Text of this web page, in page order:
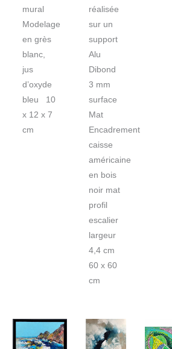
mural
Modelage
en grès
blanc,
jus
d’oxyde
bleu 10
x 12 x 7
cm
réalisée
sur un
support
Alu
Dibond
3 mm
surface
Mat
Encadrement
caisse
américaine
en bois
noir mat
profil
escalier
largeur
4,4 cm
60 x 60
cm